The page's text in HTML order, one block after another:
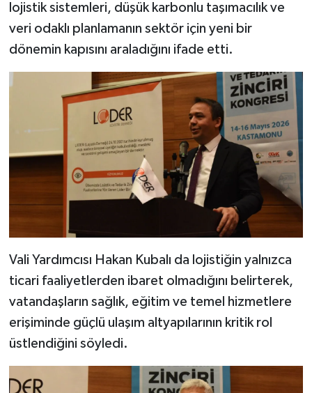
lojistik sistemleri, düşük karbonlu taşımacılık ve
veri odaklı planlamanın sektör için yeni bir
dönemin kapısını araladığını ifade etti.
Vali Yardımcısı Hakan Kubalı da lojistiğin yalnızca
ticari faaliyetlerden ibaret olmadığını belirterek,
vatandaşların sağlık, eğitim ve temel hizmetlere
erişiminde güçlü ulaşım altyapılarının kritik rol
üstlendiğini söyledi.